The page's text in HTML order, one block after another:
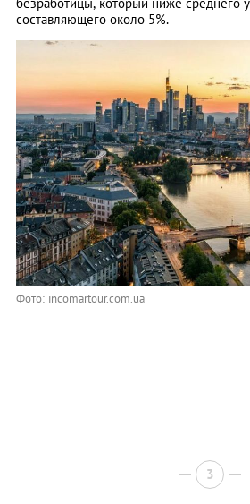
безработицы, который ниже среднего
составляющего около 5%.
Фото: incomartour.com.ua
3